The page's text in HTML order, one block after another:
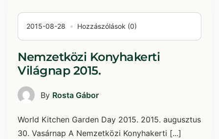
2015-08-28 Hozzászólások (0)
Nemzetközi Konyhakerti
Világnap 2015.
By Rosta Gábor
World Kitchen Garden Day 2015. 2015. augusztus
30. Vasárnap A Nemzetközi Konyhakerti [...]